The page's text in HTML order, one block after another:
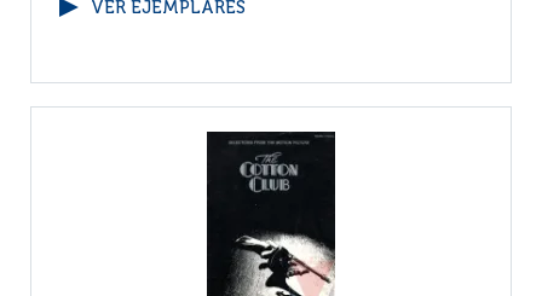
VER EJEMPLARES